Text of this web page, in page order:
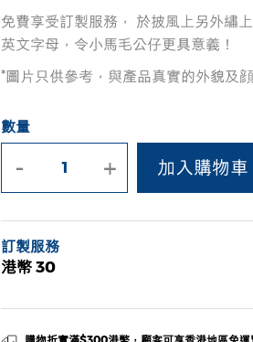
免費享受訂製服務， 於披風上另外繡
英文字母，令小馬毛公仔更具意義！
*圖片只供參考，與產品真實的外貌及
數量
- +
訂製服務
港幣 30